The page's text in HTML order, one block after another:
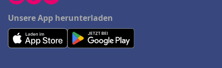
Unsere App herunterladen